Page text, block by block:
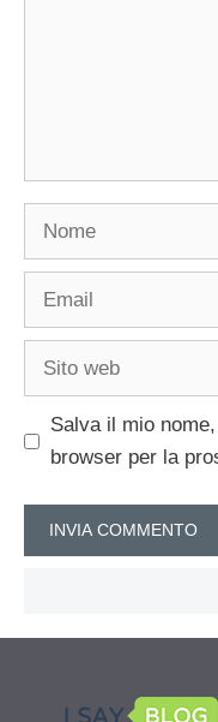
Nome
Email
Sito
Salva il mio
browser per la